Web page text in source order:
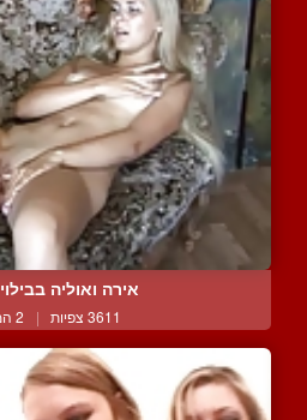
אירה ואוליה
3611 צפיות | 2 המלצות